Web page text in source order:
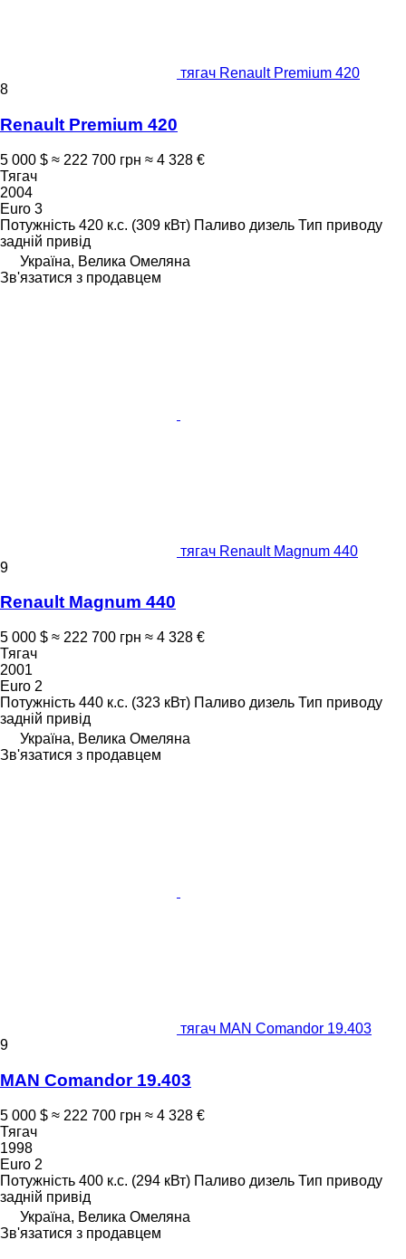
тягач Renault Premium 420
8
Renault Premium 420
5 000 $ ≈ 222 700 грн ≈ 4 328 €
Тягач
2004
Euro 3
Потужність 420 к.с. (309 кВт) Паливо дизель Тип приводу
задній привід
Україна, Велика Омеляна
Зв'язатися з продавцем
тягач Renault Magnum 440
9
Renault Magnum 440
5 000 $ ≈ 222 700 грн ≈ 4 328 €
Тягач
2001
Euro 2
Потужність 440 к.с. (323 кВт) Паливо дизель Тип приводу
задній привід
Україна, Велика Омеляна
Зв'язатися з продавцем
тягач MAN Comandor 19.403
9
MAN Comandor 19.403
5 000 $ ≈ 222 700 грн ≈ 4 328 €
Тягач
1998
Euro 2
Потужність 400 к.с. (294 кВт) Паливо дизель Тип приводу
задній привід
Україна, Велика Омеляна
Зв'язатися з продавцем